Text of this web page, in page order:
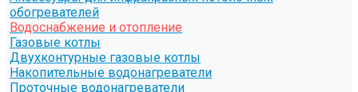
обогревателей
Водоснабжение и отопление
Газовые котлы
Двухконтурные газовые котлы
Накопительные водонагреватели
Проточные водонагреватели